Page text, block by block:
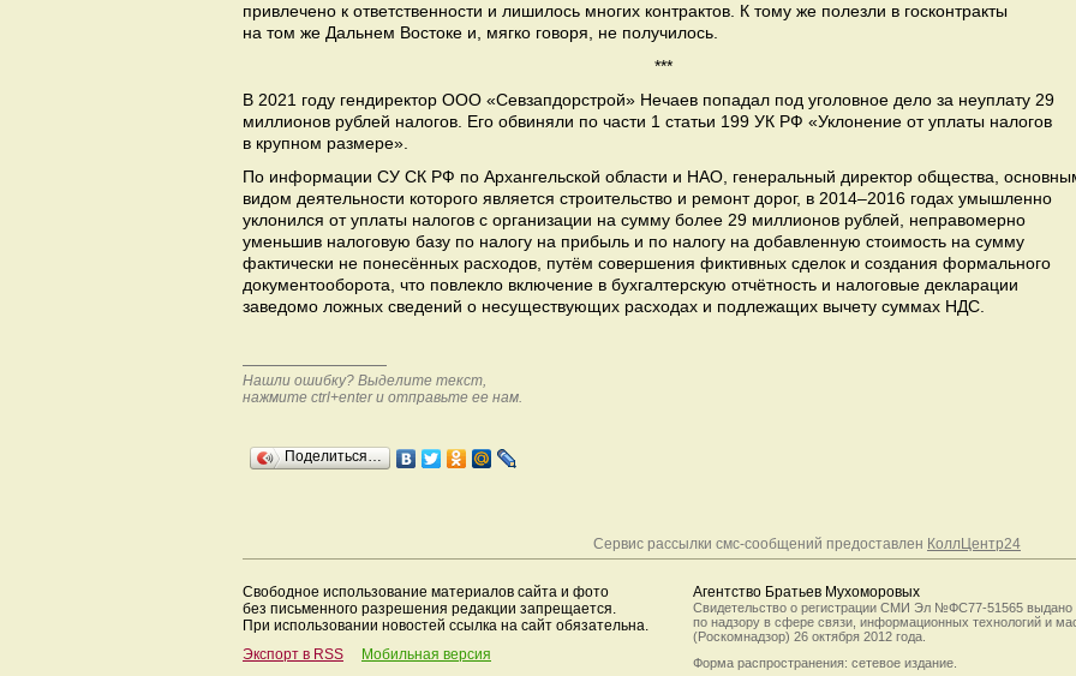
привлечено к ответственности и лишилось многих контрактов. К тому же полезли в госконтракты
на том же Дальнем Востоке и, мягко говоря, не получилось.
***
В 2021 году гендиректор ООО «Севзапдорстрой» Нечаев попадал под уголовное дело за неуплату 29
миллионов рублей налогов. Его обвиняли по части 1 статьи 199 УК РФ «Уклонение от уплаты налогов
в крупном размере».
По информации СУ СК РФ по Архангельской области и НАО, генеральный директор общества,
видом деятельности которого является строительство и ремонт дорог, в 2014–2016 годах умышленно
уклонился от уплаты налогов с организации на сумму более 29 миллионов рублей, неправомерно
уменьшив налоговую базу по налогу на прибыль и по налогу на добавленную стоимость на сумму
фактически не понесённых расходов, путём совершения фиктивных сделок и создания формального
документооборота, что повлекло включение в бухгалтерскую отчётность и налоговые декларации
заведомо ложных сведений о несуществующих расходах и подлежащих вычету суммах НДС.
Нашли ошибку? Выделите текст,
нажмите ctrl+enter и отправьте ее нам.
Поделиться…
Сервис рассылки смс-сообщений предоставлен КоллЦентр24
Свободное использование материалов сайта и фото
без письменного разрешения редакции запрещается.
При использовании новостей ссылка на сайт обязательна.
Экспорт в RSS
Мобильная версия
Агентство Братьев Мухоморовых
Свидетельство о регистрации СМИ Эл №ФС77-51565 выдано
по надзору в сфере связи, информационных технологий и
(Роскомнадзор) 26 октября 2012 года.
Форма распространения: сетевое издание.